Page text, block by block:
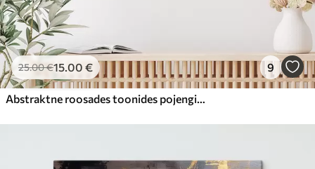
25.00€15.00 € 9
Abstraktne roosades toonides pojengide kimp